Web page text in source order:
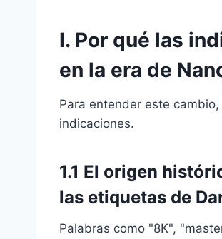
I. Por qué las
en la era de
Para entender este
indicaciones.
1.1 El origen
las etiquetas de
Palabras como "8K",